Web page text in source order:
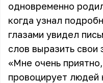
одновременно
когда узнал
глазами увидел
слов выразить свои
«Мне очень
провоцирует людей